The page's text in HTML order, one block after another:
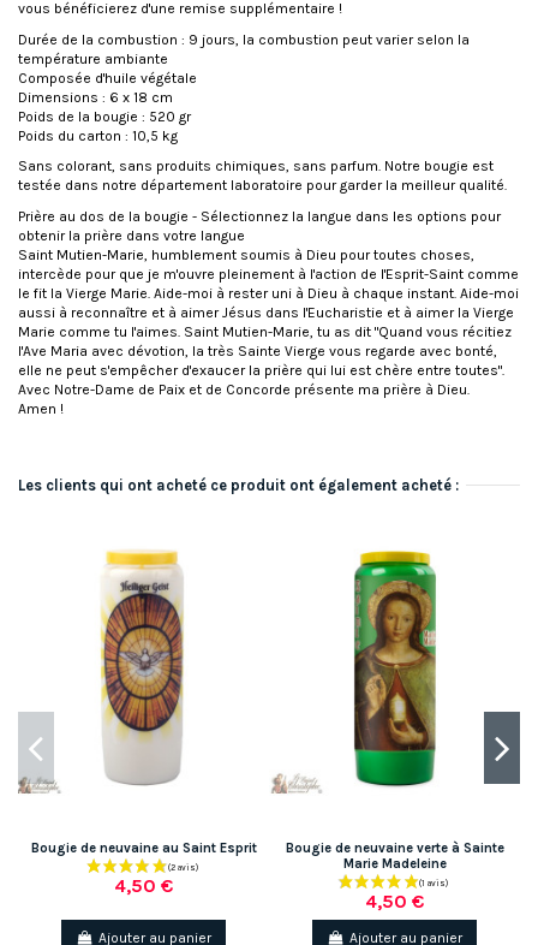
vous bénéficierez d'une remise supplémentaire !
Durée de la combustion : 9 jours, la combustion peut varier selon la
température ambiante
Composée d'huile végétale
Dimensions : 6 x 18 cm
Poids de la bougie : 520 gr
Poids du carton : 10,5 kg
Sans colorant, sans produits chimiques, sans parfum. Notre bougie est
testée dans notre département laboratoire pour garder la meilleur qualité.
Prière au dos de la bougie - Sélectionnez la langue dans les options pour
obtenir la prière dans votre langue
Saint Mutien-Marie, humblement soumis à Dieu pour toutes choses,
intercède pour que je m'ouvre pleinement à l'action de l'Esprit-Saint comme
le fit la Vierge Marie. Aide-moi à rester uni à Dieu à chaque instant. Aide-moi
aussi à reconnaître et à aimer Jésus dans l'Eucharistie et à aimer la Vierge
Marie comme tu l'aimes. Saint Mutien-Marie, tu as dit "Quand vous récitiez
l'Ave Maria avec dévotion, la très Sainte Vierge vous regarde avec bonté,
elle ne peut s'empêcher d'exaucer la prière qui lui est chère entre toutes".
Avec Notre-Dame de Paix et de Concorde présente ma prière à Dieu.
Amen !
Les clients qui ont acheté ce produit ont également acheté :
Bougie de neuvaine au Saint Esprit
4,50 €
Ajouter au panier
Bougie de neuvaine verte à Sainte
Marie Madeleine
4,50 €
Ajouter au panier